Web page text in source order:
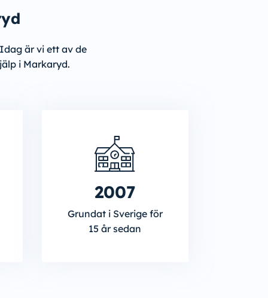
är vi ett av de
i Markaryd.
2007
Grundat i Sverige för
15 år sedan